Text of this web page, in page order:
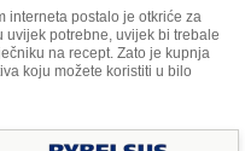
interneta postalo je otkriće za
uvijek potrebne, uvijek bi trebale
na recept. Zato je kupnja
koju možete koristiti u bilo